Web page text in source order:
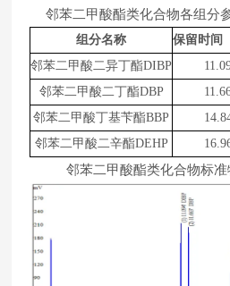
邻苯二甲酸酯类化合物各组分
组分名称 保留时间
邻苯二甲酸二异丁酯DIBP
邻苯二甲酸二丁酯DBP
邻苯二甲酸丁基苄酯BBP 14. 8
邻苯二甲酸二辛酯DEHP 16.
邻苯二甲酸酯类化合物标